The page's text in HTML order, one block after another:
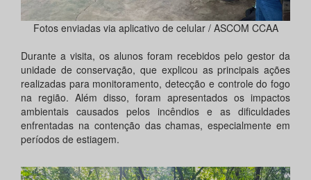
Fotos enviadas via aplicativo de celular / ASCOM CCAA
Durante a visita, os alunos foram recebidos pelo gestor da
unidade de conservação, que explicou as principais ações
realizadas para monitoramento, detecção e controle do fogo
na região. Além disso, foram apresentados os impactos
ambientais causados pelos incêndios e as dificuldades
enfrentadas na contenção das chamas, especialmente em
períodos de estiagem.